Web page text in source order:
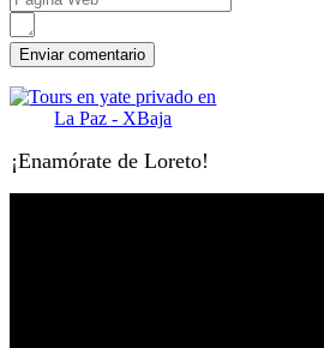
¡Enamórate de Loreto!